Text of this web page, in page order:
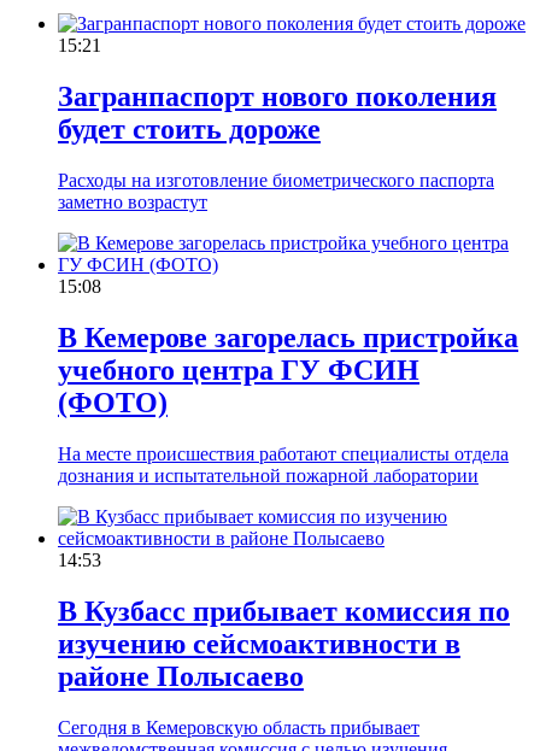
15:21
Загранпаспорт нового поколения
будет стоить дороже
Расходы на изготовление биометрического паспорта
заметно возрастут
15:08
В Кемерове загорелась пристройка
учебного центра ГУ ФСИН
(ФОТО)
На месте происшествия работают специалисты отдела
дознания и испытательной пожарной лаборатории
14:53
В Кузбасс прибывает комиссия по
изучению сейсмоактивности в
районе Полысаево
Сегодня в Кемеровскую область прибывает